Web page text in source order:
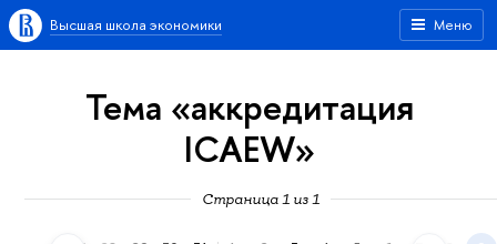
Меню
Высшая школа экономики
Тема «аккредитация
ICAEW»
Страница 1 из 1